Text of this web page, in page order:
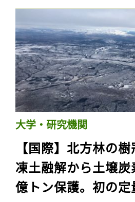
大学・研究機関
【国際】北方林の
凍土融解から土壌
億トン保護。初の定
記事を